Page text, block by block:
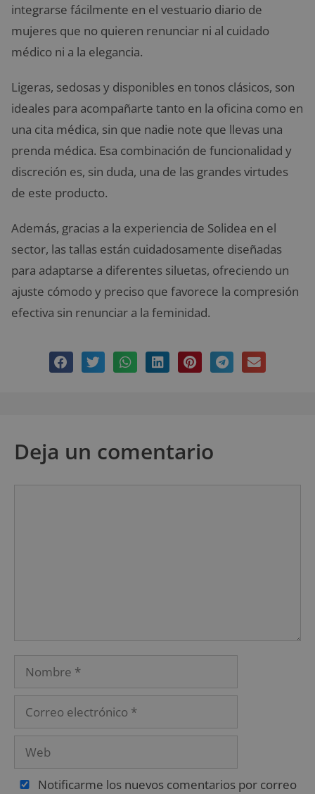
integrarse fácilmente en el vestuario diario de
mujeres que no quieren renunciar ni al cuidado
médico ni a la elegancia.
Ligeras, sedosas y disponibles en tonos clásicos, son
ideales para acompañarte tanto en la oficina como en
una cita médica, sin que nadie note que llevas una
prenda médica. Esa combinación de funcionalidad y
discreción es, sin duda, una de las grandes virtudes
de este producto.
Además, gracias a la experiencia de Solidea en el
sector, las tallas están cuidadosamente diseñadas
para adaptarse a diferentes siluetas, ofreciendo un
ajuste cómodo y preciso que favorece la compresión
efectiva sin renunciar a la feminidad.
Deja un comentario
Notificarme los nuevos comentarios por correo